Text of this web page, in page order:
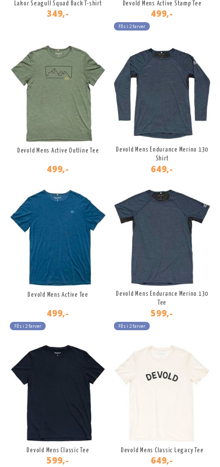
Lakor Seagull Squad Back T-shirt
349,-
Devold Mens Active Stamp Tee
499,-
Fås i 2 farver
Devold Mens Active Outline Tee
499,-
Devold Mens Endurance Merino 130
Shirt
649,-
Devold Mens Active Tee
499,-
Fås i 2 farver
Devold Mens Endurance Merino 130
Tee
599,-
Fås i 2 farver
Devold Mens Classic Tee
599,-
Devold Mens Classic Legacy Tee
649,-